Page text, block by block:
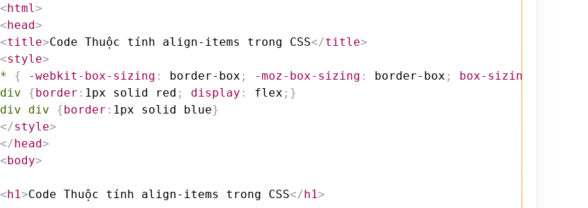
<html >
<head>
<title>Code Thuộc tính align-items trong CSS</title>
<style>
*
{ -webkit-box-sizing : border-box ; -moz-box-sizing : border-box ; box-sizing
div
{border : 1px solid red ; display : flex ; }
div div
{border : 1px solid blue}
</style>
</head>
<body>
<h1>Code Thuộc tính align-items trong CSS</h1>